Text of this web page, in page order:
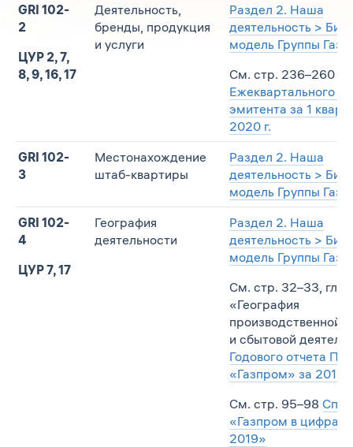
GRI 102-
2
ЦУР 2, 7,
8, 9, 16, 17
Деятельность,
бренды, продукция
и услуги
Раздел 2. Наша
деятельность >
модель Группы
См. стр. 236–260
Ежеквартального
эмитента за 1
2020 г.
GRI 102-
3
Местонахождение
штаб-квартиры
Раздел 2. Наша
деятельность >
модель Группы
GRI 102-
4
ЦУР 7, 17
География
деятельности
Раздел 2. Наша
деятельность >
модель Группы
См. стр. 32–33,
«География
производственной
и сбытовой
Годового отчета
«Газпром» за 2019
См. стр. 95–98
«Газпром в цифрах
2019»